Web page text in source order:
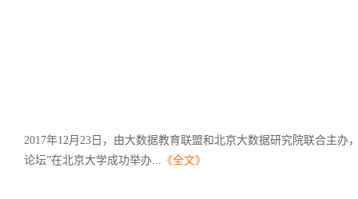
2017年12月23日，由大数据教育联盟和北京大数据研究院联合主办
论坛”在北京大学成功举办... 《全文》